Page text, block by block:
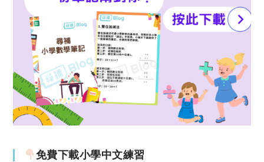
免費下載小學中文練習